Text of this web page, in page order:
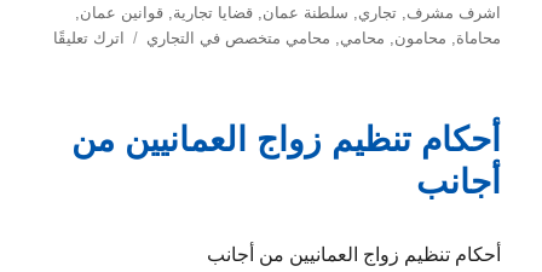
اشرف مشرف ,تجاري سلطنة عمان ,قضايا تجارية ,قوانين عمان
محاماة
محامون محامي محامي متخصص في التجاري اترك تعليقًا
أحكام تنظيم زواج العمانيين من
أجانب
أحكام تنظيم زواج العمانيين من أجانب